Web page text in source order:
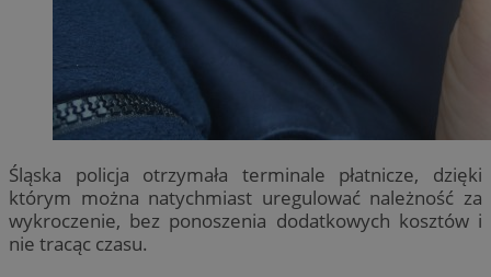
Śląska policja otrzymała terminale płatnicze, dzięki
którym można natychmiast uregulować należność za
wykroczenie, bez ponoszenia dodatkowych kosztów i
nie tracąc czasu.